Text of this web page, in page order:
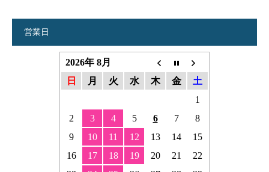
営業日
2026年 8月
日
月 火 水 木 金
土
1
2
3 4 5 6 7
8
9
10 11 12 13 14
15
16
17 18 19 20 21
22